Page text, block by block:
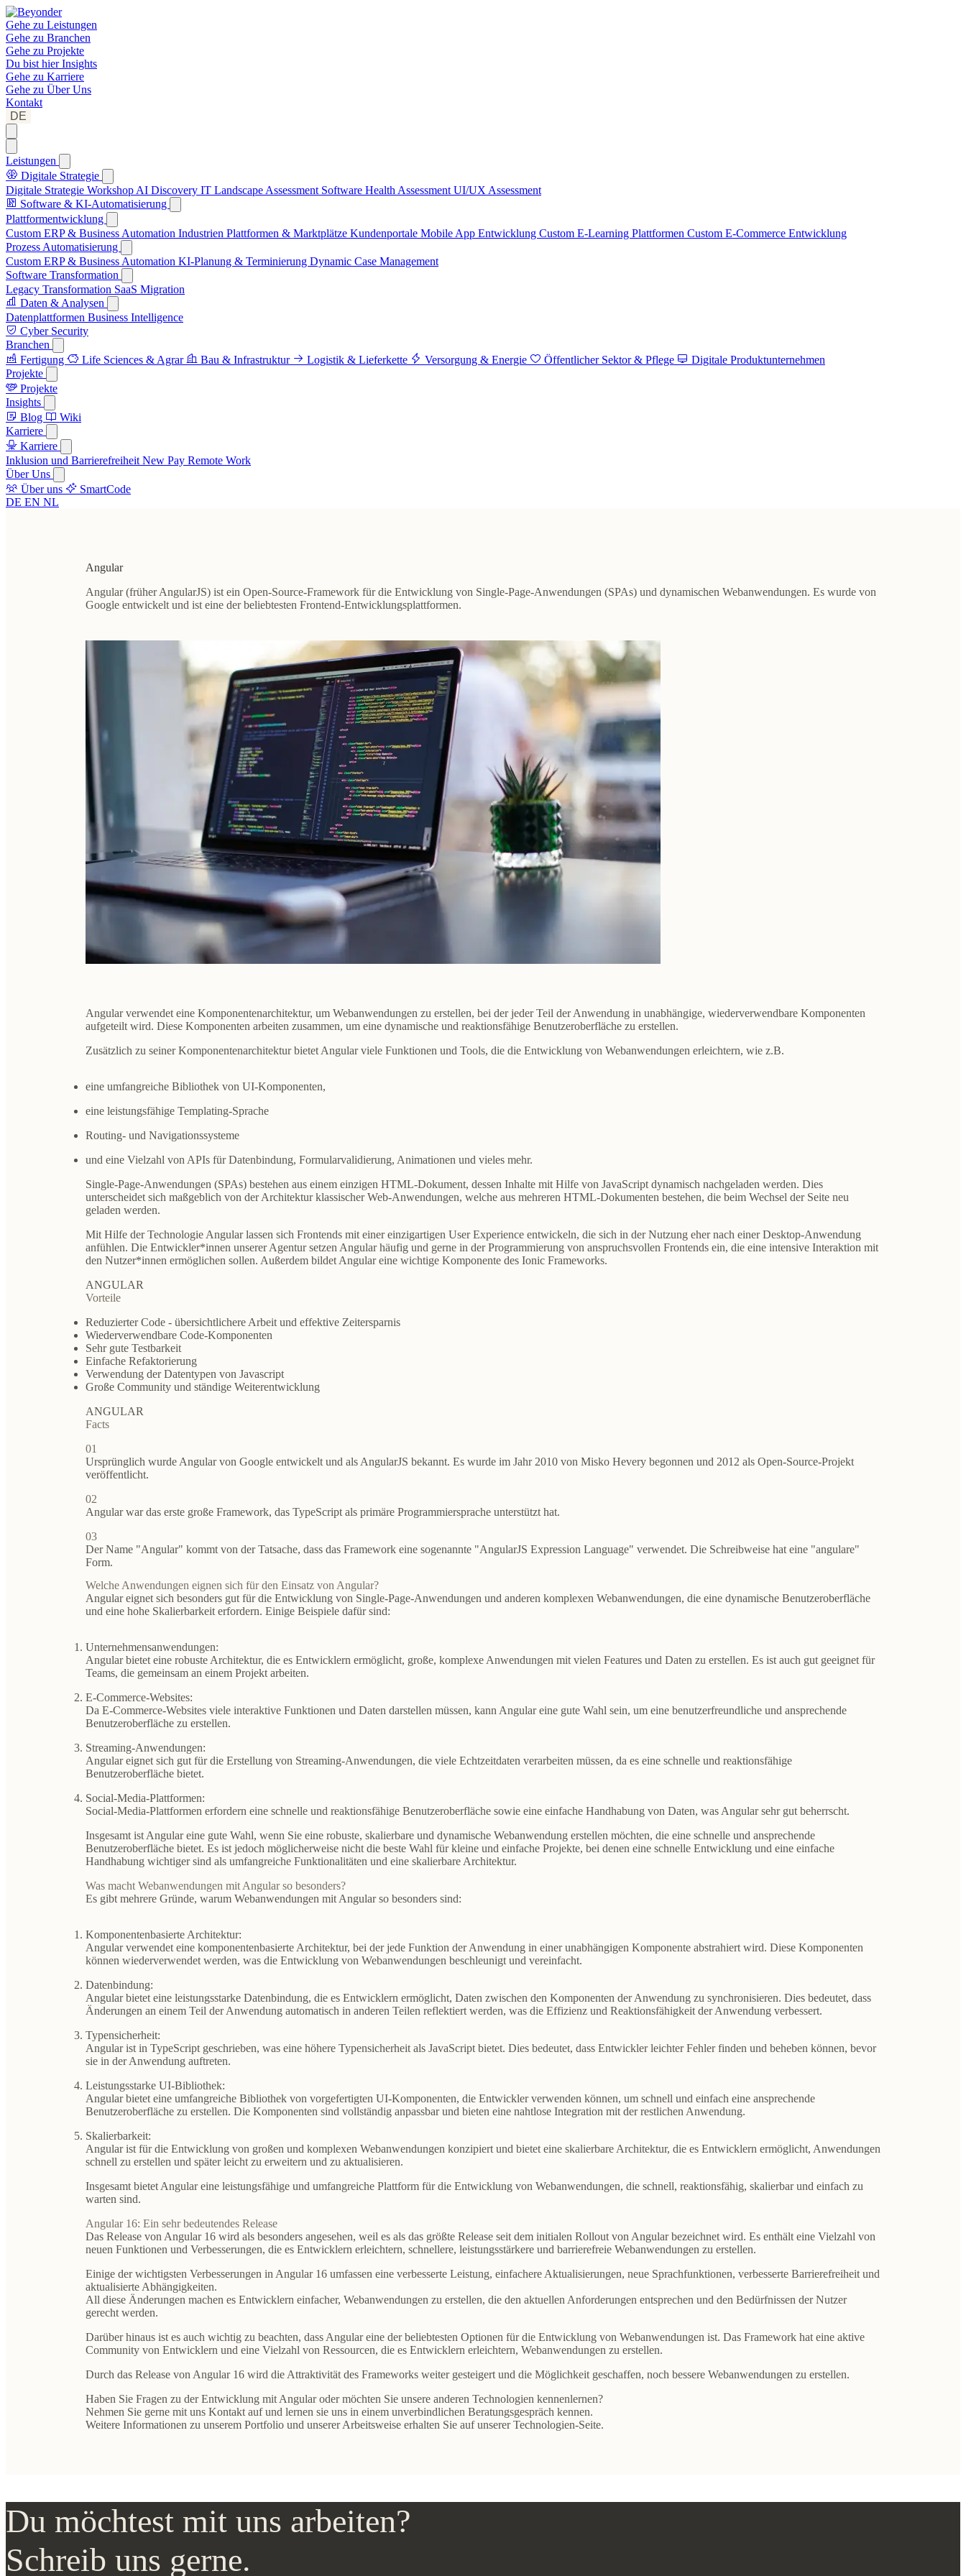
Gehe zu Leistungen
Gehe zu Branchen
Gehe zu Projekte
Du bist hierInsights
Gehe zu Karriere
Gehe zu Über Uns
Kontakt
DE
Leistungen
Digitale Strategie
Digitale Strategie Workshop AI Discovery IT Landscape Assessment Software Health Assessment UI/UX Assessment
Software & KI-Automatisierung
Plattformentwicklung
Custom ERP & Business Automation Industrien Plattformen & Marktplätze Kundenportale Mobile App Entwicklung Custom E-Learning Plattformen Custom E-Commerce Entwicklung
Prozess Automatisierung
Custom ERP & Business Automation KI-Planung & Terminierung Dynamic Case Management
Software Transformation
Legacy Transformation SaaS Migration
Daten & Analysen
Datenplattformen Business Intelligence
Cyber Security
Branchen
Fertigung
Life Sciences & Agrar Bau & Infrastruktur Logistik & Lieferkette Versorgung & Energie Öffentlicher Sektor & Pflege
Digitale Produktunternehmen
Projekte
Projekte
Insights
Blog
Wiki
Karriere
Karriere
Inklusion und Barrierefreiheit New Pay Remote Work
Über Uns
Über uns
SmartCode
DE EN NL
Angular
Angular (früher AngularJS) ist ein Open-Source-Framework für die Entwicklung von Single-Page-Anwendungen (SPAs) und dynamischen Webanwendungen. Es wurde von
Google entwickelt und ist eine der beliebtesten Frontend-Entwicklungsplattformen.
Angular verwendet eine Komponentenarchitektur, um Webanwendungen zu erstellen, bei der jeder Teil der Anwendung in unabhängige, wiederverwendbare Komponenten
aufgeteilt wird. Diese Komponenten arbeiten zusammen, um eine dynamische und reaktionsfähige Benutzeroberfläche zu erstellen.
Zusätzlich zu seiner Komponentenarchitektur bietet Angular viele Funktionen und Tools, die die Entwicklung von Webanwendungen erleichtern, wie z.B.
eine umfangreiche Bibliothek von UI-Komponenten,
eine leistungsfähige Templating-Sprache
Routing- und Navigationssysteme
und eine Vielzahl von APIs für Datenbindung, Formularvalidierung, Animationen und vieles mehr.
Single-Page-Anwendungen (SPAs) bestehen aus einem einzigen HTML-Dokument, dessen Inhalte mit Hilfe von JavaScript dynamisch nachgeladen werden. Dies
unterscheidet sich maßgeblich von der Architektur klassischer Web-Anwendungen, welche aus mehreren HTML-Dokumenten bestehen, die beim Wechsel der Seite neu
geladen werden.
Mit Hilfe der Technologie Angular lassen sich Frontends mit einer einzigartigen User Experience entwickeln, die sich in der Nutzung eher nach einer Desktop-Anwendung
anfühlen. Die Entwickler*innen unserer Agentur setzen Angular häufig und gerne in der Programmierung von anspruchsvollen Frontends ein, die eine intensive Interaktion mit
den Nutzer*innen ermöglichen sollen. Außerdem bildet Angular eine wichtige Komponente des Ionic Frameworks.
ANGULAR
Vorteile
Reduzierter Code - übersichtlichere Arbeit und effektive Zeitersparnis
Wiederverwendbare Code-Komponenten
Sehr gute Testbarkeit
Einfache Refaktorierung
Verwendung der Datentypen von Javascript
Große Community und ständige Weiterentwicklung
ANGULAR
Facts
01
Ursprünglich wurde Angular von Google entwickelt und als AngularJS bekannt. Es wurde im Jahr 2010 von Misko Hevery begonnen und 2012 als Open-Source-Projekt
veröffentlicht.
02
Angular war das erste große Framework, das TypeScript als primäre Programmiersprache unterstützt hat.
03
Der Name "Angular" kommt von der Tatsache, dass das Framework eine sogenannte "AngularJS Expression Language" verwendet. Die Schreibweise hat eine "angulare"
Form.
Welche Anwendungen eignen sich für den Einsatz von Angular?
Angular eignet sich besonders gut für die Entwicklung von Single-Page-Anwendungen und anderen komplexen Webanwendungen, die eine dynamische Benutzeroberfläche
und eine hohe Skalierbarkeit erfordern. Einige Beispiele dafür sind:
Unternehmensanwendungen:
Angular bietet eine robuste Architektur, die es Entwicklern ermöglicht, große, komplexe Anwendungen mit vielen Features und Daten zu erstellen. Es ist auch gut geeignet für
Teams, die gemeinsam an einem Projekt arbeiten.
E-Commerce-Websites:
Da E-Commerce-Websites viele interaktive Funktionen und Daten darstellen müssen, kann Angular eine gute Wahl sein, um eine benutzerfreundliche und ansprechende
Benutzeroberfläche zu erstellen.
Streaming-Anwendungen:
Angular eignet sich gut für die Erstellung von Streaming-Anwendungen, die viele Echtzeitdaten verarbeiten müssen, da es eine schnelle und reaktionsfähige
Benutzeroberfläche bietet.
Social-Media-Plattformen:
Social-Media-Plattformen erfordern eine schnelle und reaktionsfähige Benutzeroberfläche sowie eine einfache Handhabung von Daten, was Angular sehr gut beherrscht.
Insgesamt ist Angular eine gute Wahl, wenn Sie eine robuste, skalierbare und dynamische Webanwendung erstellen möchten, die eine schnelle und ansprechende
Benutzeroberfläche bietet. Es ist jedoch möglicherweise nicht die beste Wahl für kleine und einfache Projekte, bei denen eine schnelle Entwicklung und eine einfache
Handhabung wichtiger sind als umfangreiche Funktionalitäten und eine skalierbare Architektur.
Was macht Webanwendungen mit Angular so besonders?
Es gibt mehrere Gründe, warum Webanwendungen mit Angular so besonders sind:
Komponentenbasierte Architektur:
Angular verwendet eine komponentenbasierte Architektur, bei der jede Funktion der Anwendung in einer unabhängigen Komponente abstrahiert wird. Diese Komponenten
können wiederverwendet werden, was die Entwicklung von Webanwendungen beschleunigt und vereinfacht.
Datenbindung:
Angular bietet eine leistungsstarke Datenbindung, die es Entwicklern ermöglicht, Daten zwischen den Komponenten der Anwendung zu synchronisieren. Dies bedeutet, dass
Änderungen an einem Teil der Anwendung automatisch in anderen Teilen reflektiert werden, was die Effizienz und Reaktionsfähigkeit der Anwendung verbessert.
Typensicherheit:
Angular ist in TypeScript geschrieben, was eine höhere Typensicherheit als JavaScript bietet. Dies bedeutet, dass Entwickler leichter Fehler finden und beheben können, bevor
sie in der Anwendung auftreten.
Leistungsstarke UI-Bibliothek:
Angular bietet eine umfangreiche Bibliothek von vorgefertigten UI-Komponenten, die Entwickler verwenden können, um schnell und einfach eine ansprechende
Benutzeroberfläche zu erstellen. Die Komponenten sind vollständig anpassbar und bieten eine nahtlose Integration mit der restlichen Anwendung.
Skalierbarkeit:
Angular ist für die Entwicklung von großen und komplexen Webanwendungen konzipiert und bietet eine skalierbare Architektur, die es Entwicklern ermöglicht, Anwendungen
schnell zu erstellen und später leicht zu erweitern und zu aktualisieren.
Insgesamt bietet Angular eine leistungsfähige und umfangreiche Plattform für die Entwicklung von Webanwendungen, die schnell, reaktionsfähig, skalierbar und einfach zu
warten sind.
Angular 16: Ein sehr bedeutendes Release
Das Release von Angular 16 wird als besonders angesehen, weil es als das größte Release seit dem initialen Rollout von Angular bezeichnet wird. Es enthält eine Vielzahl von
neuen Funktionen und Verbesserungen, die es Entwicklern erleichtern, schnellere, leistungsstärkere und barrierefreie Webanwendungen zu erstellen.
Einige der wichtigsten Verbesserungen in Angular 16 umfassen eine verbesserte Leistung, einfachere Aktualisierungen, neue Sprachfunktionen, verbesserte Barrierefreiheit und
aktualisierte Abhängigkeiten.
All diese Änderungen machen es Entwicklern einfacher, Webanwendungen zu erstellen, die den aktuellen Anforderungen entsprechen und den Bedürfnissen der Nutzer
gerecht werden.
Darüber hinaus ist es auch wichtig zu beachten, dass Angular eine der beliebtesten Optionen für die Entwicklung von Webanwendungen ist. Das Framework hat eine aktive
Community von Entwicklern und eine Vielzahl von Ressourcen, die es Entwicklern erleichtern, Webanwendungen zu erstellen.
Durch das Release von Angular 16 wird die Attraktivität des Frameworks weiter gesteigert und die Möglichkeit geschaffen, noch bessere Webanwendungen zu erstellen.
Haben Sie Fragen zu der Entwicklung mit Angular oder möchten Sie unsere anderen Technologien kennenlernen?
Nehmen Sie gerne mit uns Kontakt auf und lernen sie uns in einem unverbindlichen Beratungsgespräch kennen.
Weitere Informationen zu unserem Portfolio und unserer Arbeitsweise erhalten Sie auf unserer Technologien-Seite.
Du möchtest mit uns arbeiten?
Schreib uns gerne.